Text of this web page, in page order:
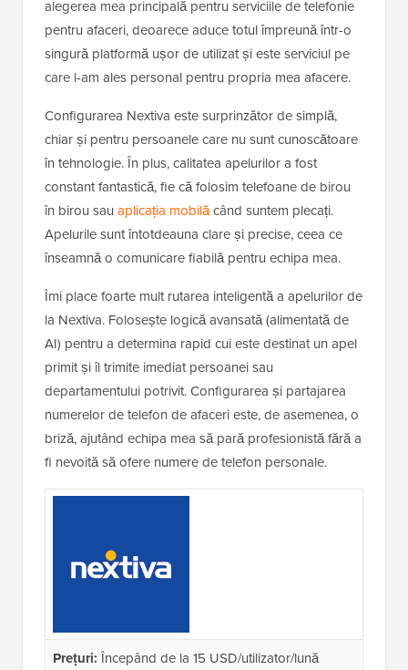
alegerea mea principală pentru serviciile de telefonie
pentru afaceri, deoarece aduce totul împreună într-o
singură platformă ușor de utilizat și este serviciul pe
care l-am ales personal pentru propria mea afacere.
Configurarea Nextiva este surprinzător de simplă,
chiar și pentru persoanele care nu sunt cunoscătoare
în tehnologie. În plus, calitatea apelurilor a fost
constant fantastică, fie că folosim telefoane de birou
în birou sau aplicația mobilăcând suntem plecați.
Apelurile sunt întotdeauna clare și precise, ceea ce
înseamnă o comunicare fiabilă pentru echipa mea.
Îmi place foarte mult rutarea inteligentă a apelurilor de
la Nextiva. Folosește logică avansată (alimentată de
AI) pentru a determina rapid cui este destinat un apel
primit și îl trimite imediat persoanei sau
departamentului potrivit. Configurarea și partajarea
numerelor de telefon de afaceri este, de asemenea, o
briză, ajutând echipa mea să pară profesionistă fără a
fi nevoită să ofere numere de telefon personale.
Prețuri: Începând de la 15 USD/utilizator/lună